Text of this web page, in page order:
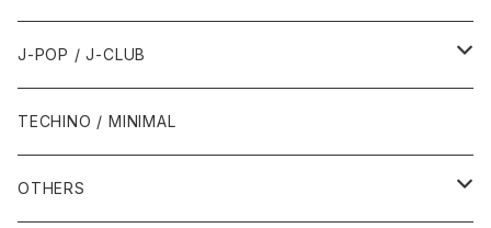
1995年
1996年
2011年
1999年
1991年
1991年
2000年
2001年
1985年・以前
1986年
1990年代
1990年
1991年
2000年代
2000年
1980年代
1988年・以前
1989年
1990年代
1990年
2000年代
J-POP / J-CLUB
1980年代
1990年代
TECHINO / MINIMAL
OTHERS